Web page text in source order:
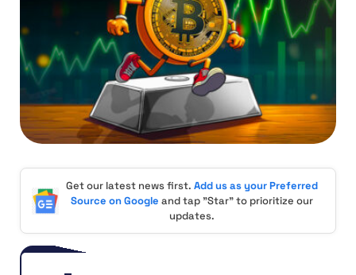
Get our latest news first. Add us as your Preferred
Source on Google and tap "Star" to prioritize our
updates.